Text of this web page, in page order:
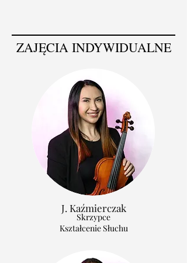
ZAJĘCIA INDYWIDUALNE
J. Kaźmierczak
Skrzypce
Kształcenie Słuchu